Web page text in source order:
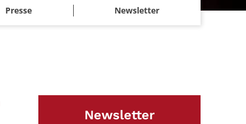
Presse Newsletter
Newsletter